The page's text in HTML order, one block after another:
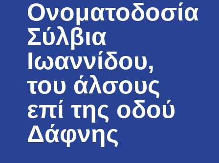
Oνοματοδοσία
Σύλβια
Ιωαννίδου,
του άλσους
επί της οδού
Δάφνης